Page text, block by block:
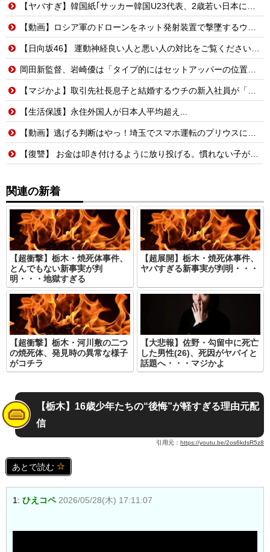
【ヤバすぎ】韓国紙｢サッカー韓国U23代表、2歳若い日本に負けると歴史的屈辱｣
【動画】ロシア軍のドローンをネット発射装置で撃墜するウクライナ。
【日向坂46】 運動神経良い人と悪い人の対比をご覧ください…
岡田新監督、岩崎優は「タイプ的にはセットアッパーの位置が一番合うてる」←おーん
【マジかよ】取引先社長息子と結婚するウチの新入社員が「結婚も契約も中止になりました…」→俺「こっちもグループ全社の取引中止しよう」
【生活保護】永住外国人が日本人平均超え...
【動画】逃げる判断はやっ！埼玉でスマホ運転のプリウスに当て逃げされる車載。
【復讐】 お金は叩き付けるように放り投げる。慣れない子がレジ打つと舌打ちしておっせーなと言う。
関連の新着
【超衝撃】栃木・焼死体事件、
とんでもない新事実が判
明・・・地獄すぎる
【超展開】栃木・焼死体事件、
ヤバすぎる新事実が判明・・・
【超衝撃】栃木・河川敷の二つ
の焼死体、発見時の異常な様子
がコチラ
【大悲報】佐野・勾留中に死亡
した男性(26)、死因がヤバイと
話題へ・・・マジかよ
【栃木】16歳少年たちの“後悔”が軽すぎる理由元配
信
引用元： https://youtu.be/2os6kdsR5z8
あとで読む
1: ひえコペ 2026/05/28(木) 17:11:07